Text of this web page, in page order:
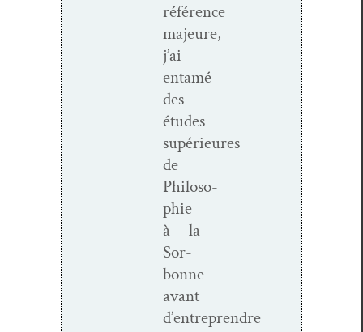
référence
majeure,
j’ai
entamé
des
études
supérieures
de
Philoso­
phie
à la
Sor­
bonne
avant
d’entreprendre